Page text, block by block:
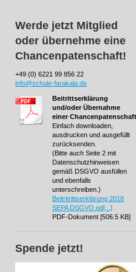
Werde jetzt Mitglied
oder übernehme eine
Chancenpatenschaft!
+49 (0) 6221 99 856 22
info@schule-farakala.de
Beitrittserklärung
und/oder Übernahme
einer Chancenpatenschaft
Einfach downloaden,
ausdrucken und ausgefüllt
zurücksenden.
(Bitte auch Seite 2 mit
Datenschutzhinweisen
gemäß DSGVO ausfüllen
und ebenfalls
unterschreiben.)
Beitritrittserklärung 2018
SEPA DSGVO.pd[...]
PDF-Dokument [506.5 KB]
Spende jetzt!